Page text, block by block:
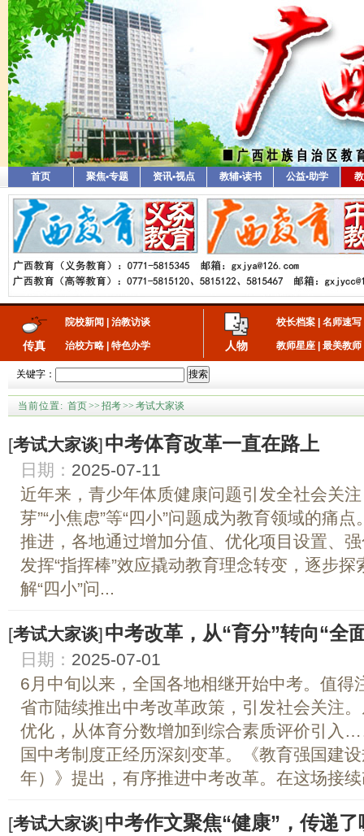
首页 聚焦•专题 资讯•视点 教辅•读书 公益•助学
传真
院校新闻 治教访谈
治校方略 特色办学 人物
校长档案 名师速写
教师星座 最美教师
关键字： 搜索
当前位置: 首页>> 招考>> 考试大家谈
[考试大家谈]中考体育改革一直在路上
日期： 2025-07-11
近年来，青少年体质健康问题引发全社会关注
芽”“小焦虑”等“四小”问题成为教育领域的痛
推进，各地通过增加分值、优化项目设置、
发挥“指挥棒”效应撬动教育理念转变，逐步
解“四小”问...
[考试大家谈]中考改革，从“育分”转向“全
日期： 2025-07-01
6月中旬以来，全国各地相继开始中考。值得
省市陆续推出中考改革政策，引发社会关注
优化，从体育分数增加到综合素质评价引入
国中考制度正经历深刻变革。《教育强国建
年）》提出，有序推进中考改革。在这场接
[考试大家谈]中考作文聚焦“健康”，传递